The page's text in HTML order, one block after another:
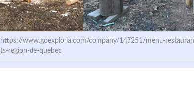
https://www.goexploria.com/company/147251/menu-restauran
ts-region-de-quebec